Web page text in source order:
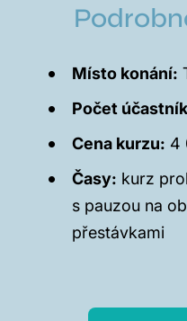
Místo konání:
Počet
Cena kurzu: 4
Časy: kurz
s pauzou na
přestávkami